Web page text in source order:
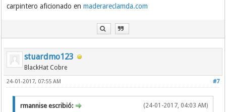
carpintero aficionado enmaderareclamda.com
stuardmo123
BlackHat Cobre
#7
24-01-2017, 07:55 AM
(24-01-2017, 04:03 AM)
rmannise escribió: